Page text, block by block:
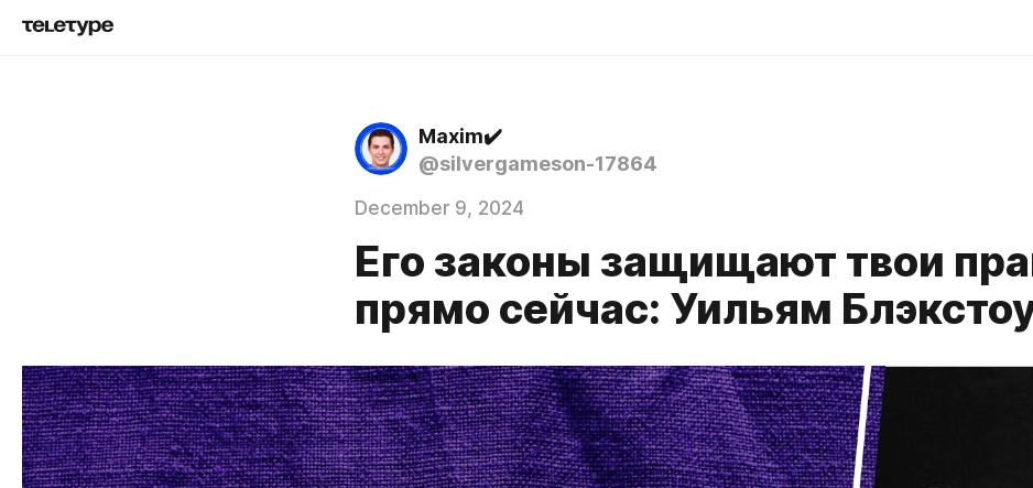
Maxim✔️
@silvergameson-17864
December 9, 2024
Его законы защищают твои
прямо сейчас: Уильям